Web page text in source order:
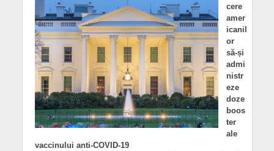
cere
amer
icanil
or
să-și
admi
nistr
eze
doze
boos
ter
ale
vaccinului anti-COVID-19